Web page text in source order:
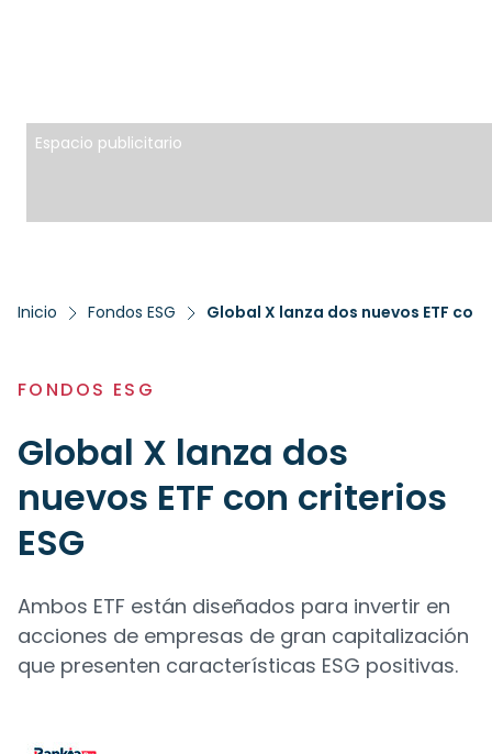
Espacio publicitario
Inicio Fondos ESG Global X lanza dos nuevos ETF con
FONDOS ESG
Global X lanza dos
nuevos ETF con criterios
ESG
Ambos ETF están diseñados para invertir en
acciones de empresas de gran capitalización
que presenten características ESG positivas.